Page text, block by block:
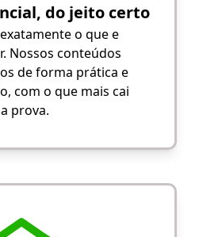
do jeito certo
o que e
Nossos conteúdos
de forma prática e
com o que mais cai
prova.